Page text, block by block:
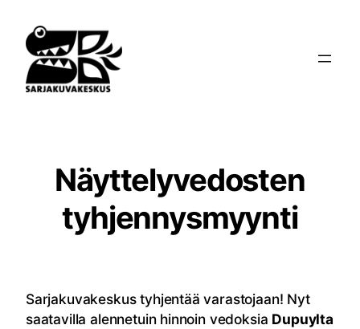
sisältöön
Näyttelyvedosten
tyhjennysmyynti
Sarjakuvakeskus tyhjentää varastojaan! Nyt
saatavilla alennetuin hinnoin vedoksia Dupuylta